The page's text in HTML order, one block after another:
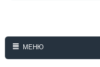
МЕНЮ